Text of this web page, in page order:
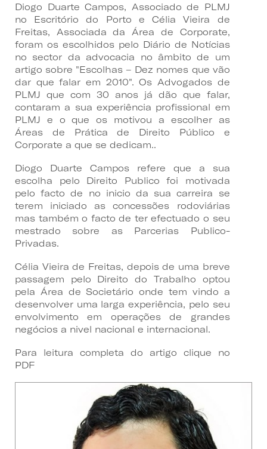
Diogo Duarte Campos, Associado de PLMJ
no Escritório do Porto e Célia Vieira de
Freitas, Associada da Área de Corporate,
foram os escolhidos pelo Diário de Notícias
no sector da advocacia no âmbito de um
artigo sobre "Escolhas – Dez nomes que vão
dar que falar em 2010". Os Advogados de
PLMJ que com 30 anos já dão que falar,
contaram a sua experiência profissional em
PLMJ e o que os motivou a escolher as
Áreas de Prática de Direito Público e
Corporate a que se dedicam..
Diogo Duarte Campos refere que a sua
escolha pelo Direito Publico foi motivada
pelo facto de no inicio da sua carreira se
terem iniciado as concessões rodoviárias
mas também o facto de ter efectuado o seu
mestrado sobre as Parcerias Publico-
Privadas.
Célia Vieira de Freitas, depois de uma breve
passagem pelo Direito do Trabalho optou
pela Área de Societário onde tem vindo a
desenvolver uma larga experiência, pelo seu
envolvimento em operações de grandes
negócios a nivel nacional e internacional.
Para leitura completa do artigo clique no
PDF